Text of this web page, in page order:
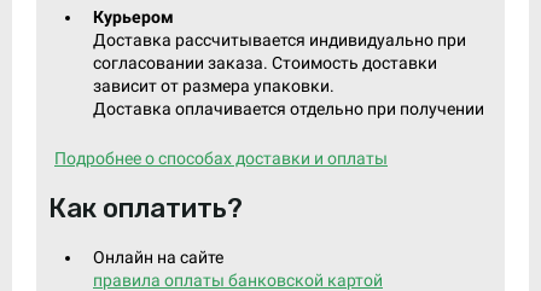
Курьером
Доставка рассчитывается индивидуально при
согласовании заказа. Стоимость доставки
зависит от размера упаковки.
Доставка оплачивается отдельно при получении
Подробнее о способах доставки и оплаты
Как оплатить?
Онлайн на сайте
правила оплаты банковской картой